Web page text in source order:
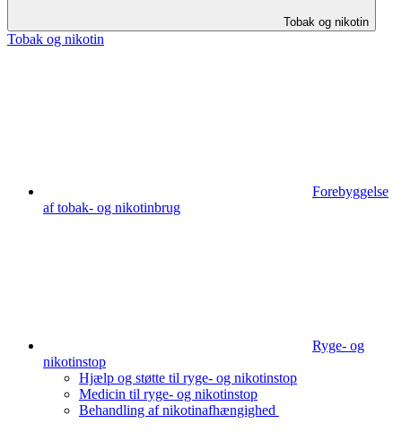
Tobak og nikotin
Tobak og nikotin
Forebyggelse
af tobak- og nikotinbrug
Ryge- og
nikotinstop
Hjælp og støtte til ryge- og nikotinstop
Medicin til ryge- og nikotinstop
Behandling af nikotinafhængighed